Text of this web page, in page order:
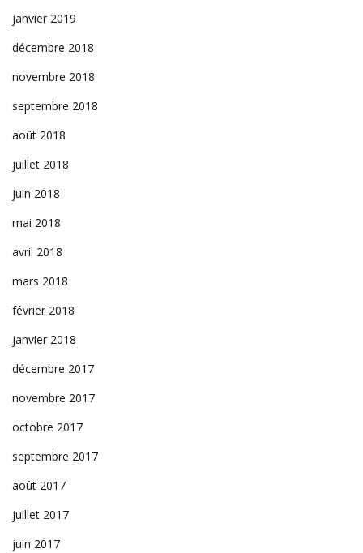
janvier 2019
décembre 2018
novembre 2018
septembre 2018
août 2018
juillet 2018
juin 2018
mai 2018
avril 2018
mars 2018
février 2018
janvier 2018
décembre 2017
novembre 2017
octobre 2017
septembre 2017
août 2017
juillet 2017
juin 2017